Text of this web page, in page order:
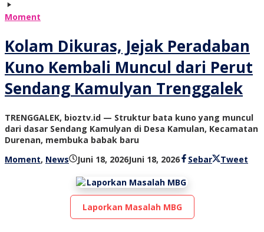
Moment
Kolam Dikuras, Jejak Peradaban
Kuno Kembali Muncul dari Perut
Sendang Kamulyan Trenggalek
TRENGGALEK, bioztv.id — Struktur bata kuno yang muncul
dari dasar Sendang Kamulyan di Desa Kamulan, Kecamatan
Durenan, membuka babak baru
Moment, News Juni 18, 2026Juni 18, 2026oleh
tv
Sebar Tweet
Laporkan Masalah MBG